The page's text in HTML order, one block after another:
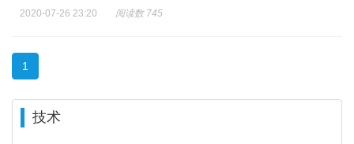
2020-07-26 23:20 阅读数 745
1
技术